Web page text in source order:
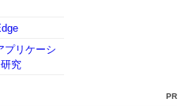
プリケーシ
究
PR